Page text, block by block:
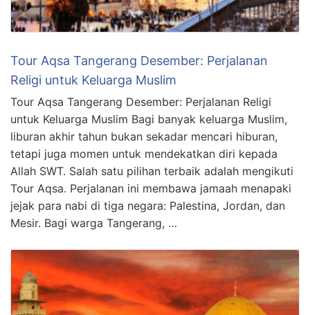
Tour Aqsa Tangerang Desember: Perjalanan
Religi untuk Keluarga Muslim
Tour Aqsa Tangerang Desember: Perjalanan Religi
untuk Keluarga Muslim Bagi banyak keluarga Muslim,
liburan akhir tahun bukan sekadar mencari hiburan,
tetapi juga momen untuk mendekatkan diri kepada
Allah SWT. Salah satu pilihan terbaik adalah mengikuti
Tour Aqsa. Perjalanan ini membawa jamaah menapaki
jejak para nabi di tiga negara: Palestina, Jordan, dan
Mesir. Bagi warga Tangerang, …